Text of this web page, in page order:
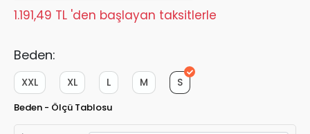
1.191,49 TL 'den başlayan taksitlerle
Beden:
S
M
L
XL
XXL
Beden - Ölçü Tablosu